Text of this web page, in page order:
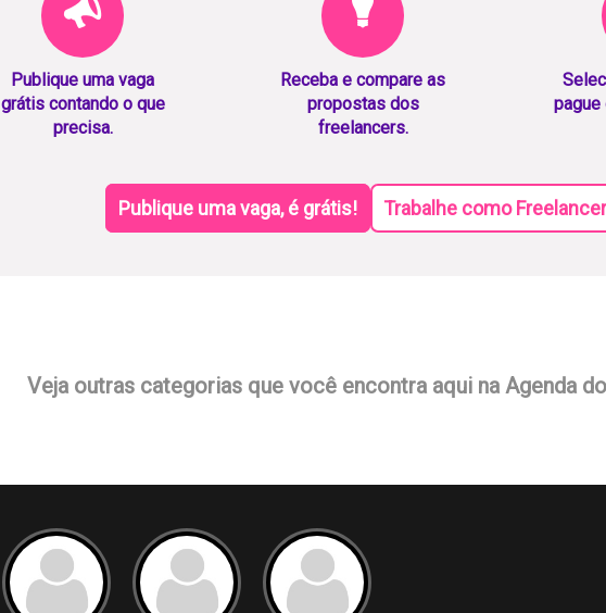
Publique uma vaga
grátis contando o que
precisa.
Receba e compare as
propostas dos
freelancers.
pague
Publique uma vaga, é grátis! Trabalhe como Freelancer
Veja outras categorias que você encontra aqui na Agenda